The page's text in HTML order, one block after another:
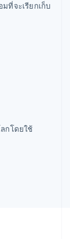
ที่จะเรียกเก็บ
กโดยใช้